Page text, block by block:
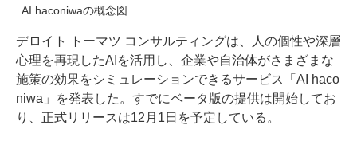
AI haconiwaの概念図
デロイト トーマツ コンサルティングは、人の個性や深層
心理を再現したAIを活用し、企業や自治体がさまざまな
施策の効果をシミュレーションできるサービス「AI haco
niwa」を発表した。すでにベータ版の提供は開始してお
り、正式リリースは12月1日を予定している。